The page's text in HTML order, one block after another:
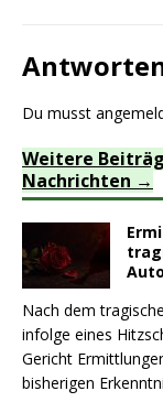
Du musst
Weitere
Nachrichten
Nach dem
infolge eines
Gericht
bisherigen